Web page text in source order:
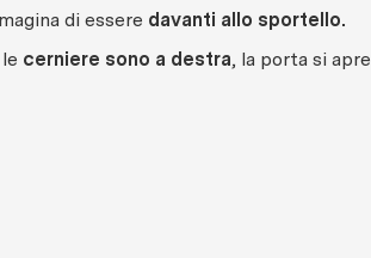
di essere davanti allo sportello.
cerniere sono a destra, la porta si apre